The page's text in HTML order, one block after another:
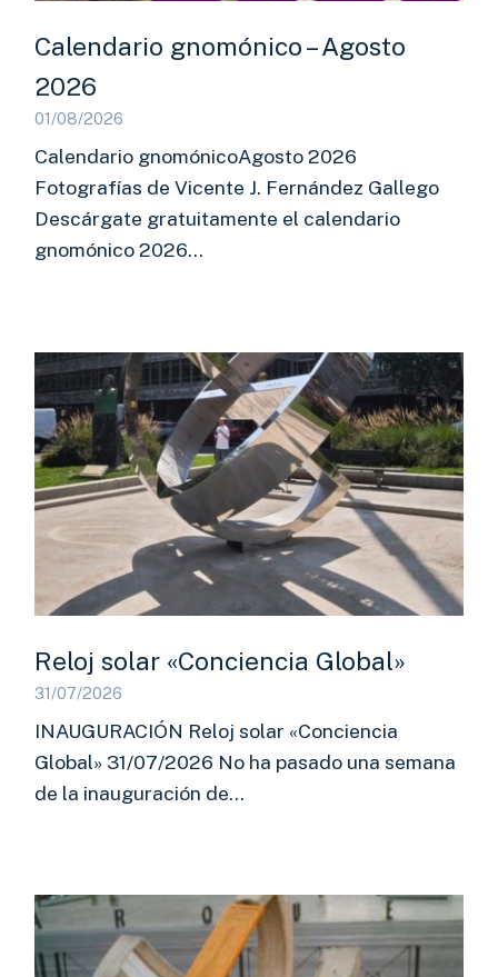
Calendario gnomónico – Agosto
2026
01/08/2026
Calendario gnomónicoAgosto 2026
Fotografías de Vicente J. Fernández Gallego
Descárgate gratuitamente el calendario
gnomónico 2026…
Reloj solar «Conciencia Global»
31/07/2026
INAUGURACIÓN Reloj solar «Conciencia
Global» 31/07/2026 No ha pasado una semana
de la inauguración de…